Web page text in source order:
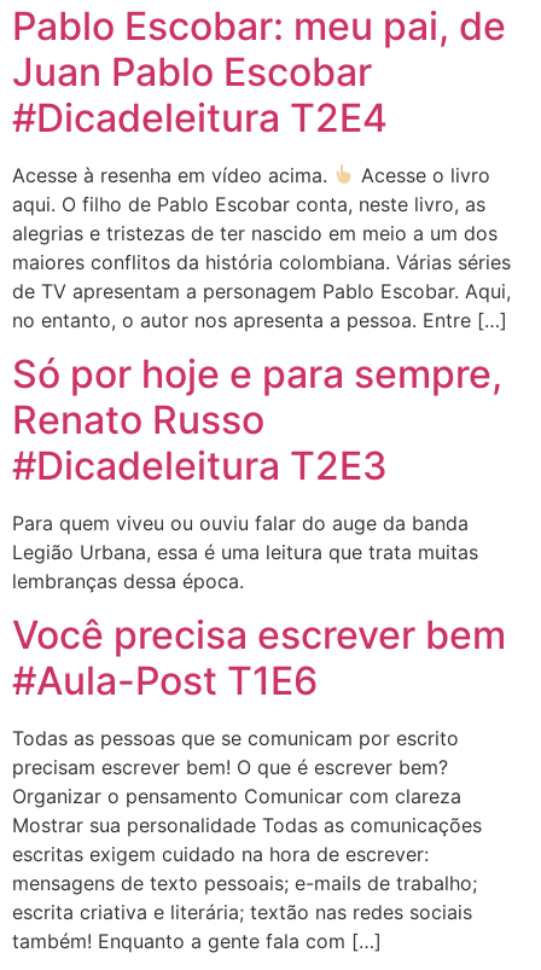
Pablo Escobar: meu pai, de
Juan Pablo Escobar
#Dicadeleitura T2E4
Acesse à resenha em vídeo acima.
Acesse o livro
aqui. O filho de Pablo Escobar conta, neste livro, as
alegrias e tristezas de ter nascido em meio a um dos
maiores conflitos da história colombiana. Várias séries
de TV apresentam a personagem Pablo Escobar. Aqui,
no entanto, o autor nos apresenta a pessoa. Entre […]
Só por hoje e para sempre,
Renato Russo
#Dicadeleitura T2E3
Para quem viveu ou ouviu falar do auge da banda
Legião Urbana, essa é uma leitura que trata muitas
lembranças dessa época.
Você precisa escrever bem
#Aula-Post T1E6
Todas as pessoas que se comunicam por escrito
precisam escrever bem! O que é escrever bem?
Organizar o pensamento Comunicar com clareza
Mostrar sua personalidade Todas as comunicações
escritas exigem cuidado na hora de escrever:
mensagens de texto pessoais; e-mails de trabalho;
escrita criativa e literária; textão nas redes sociais
também! Enquanto a gente fala com […]